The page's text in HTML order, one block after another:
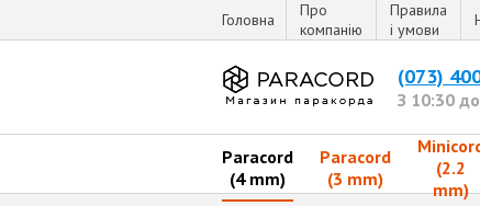
Головна
Про
компанію
Правила
і умови
(073)
З 10:30
Paracord
(4 mm)
Paracord
(3 mm)
(2.2
mm)